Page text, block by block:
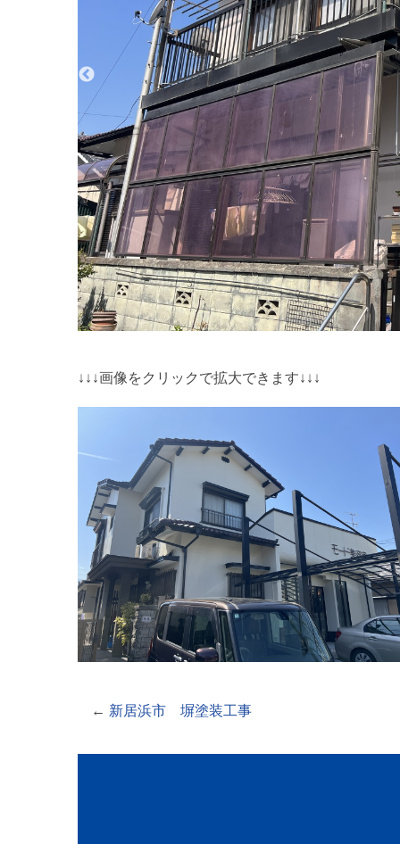
↓↓↓画像をクリックで拡大できます↓↓↓
← 新居浜市 塀塗装工事